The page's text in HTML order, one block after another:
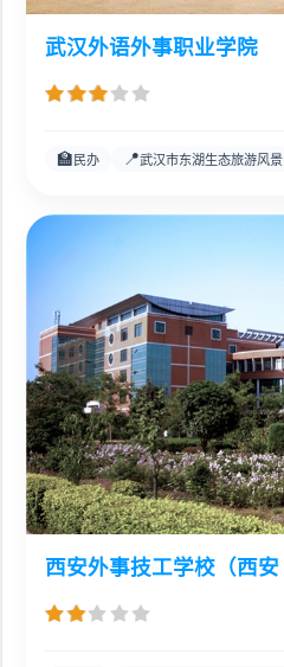
武汉外语外事职业学院
🏫 民办 📍武汉市东湖生态旅游风景
西安外事技工学校（西安